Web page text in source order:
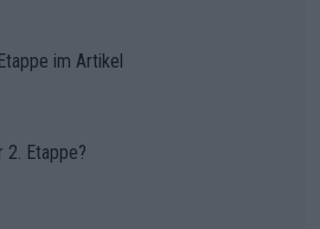
Medium!
im Artikel
Etappe?